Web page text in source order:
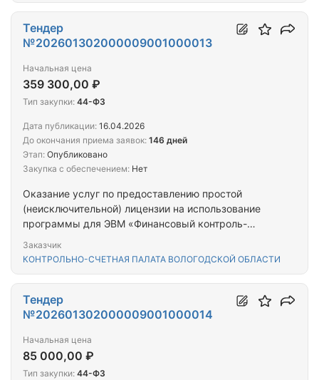
Оказание услуг по предоставлению простой
(неисключительной) лицензии на использование
программы для ЭВМ «Финансовый контроль-
Заказчик
КОНТРОЛЬНО-СЧЕТНАЯ ПАЛАТА ВОЛОГОДСКОЙ ОБЛАСТИ
Тендер
№202601302000009001000013
Начальная цена
359 300,00 ₽
Тип закупки: 44-ФЗ
Дата публикации: 16.04.2026
До окончания приема заявок: 146 дней
Этап: Опубликовано
Закупка с обеспечением: Нет
Тендер
№202601302000009001000014
Начальная цена
85 000,00 ₽
Тип закупки: 44-ФЗ